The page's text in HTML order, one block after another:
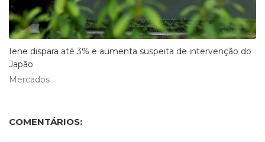
Iene dispara até 3% e aumenta suspeita de intervenção do
Japão
Mercados
COMENTÁRIOS: